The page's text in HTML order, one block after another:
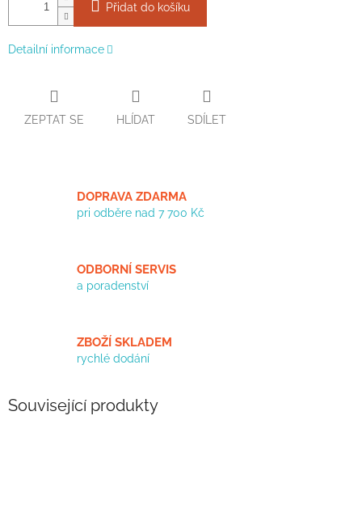
Přidat do košíku
Detailní informace
ZEPTAT SE HLÍDAT SDÍLET
DOPRAVA ZDARMA
pri odběre nad 7 700 Kč
ODBORNÍ SERVIS
a poradenství
ZBOŽÍ SKLADEM
rychlé dodání
Související produkty